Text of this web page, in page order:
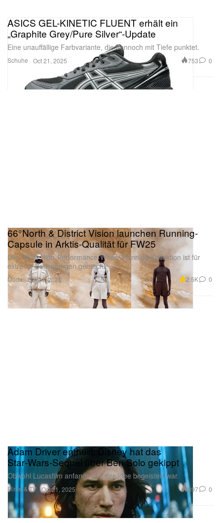
Schuhe
ASICS GEL-KINETIC FLUENT erhält ein
„Graphite Grey/Pure Silver“-Update
Eine unauffällige Farbvariante, die dennoch mit Tiefe punktet.
Oct 21, 2025 753 0
Mode
66°North & District Vision launchen Running-
Capsule in Arktis-Qualität für FW25
Die FW25 High-Performance-Winter-Running-Kollektion ist für
extreme Bedingungen gemacht.
Oct 21, 2025 2.5K 0
Filme & TV
Adam Driver enthüllt: Disney hat das
Star‑Wars‑Sequel über Ben Solo gekippt
Obwohl Lucasfilm anfangs von der Idee begeistert war.
Oct 21, 2025 897 0